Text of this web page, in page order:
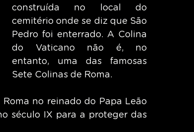
construída no local do
cemitério onde se diz que São
Pedro foi enterrado. A Colina
do Vaticano não é, no
entanto, uma das famosas
Sete Colinas de Roma.
no reinado do Papa Leão
século IX para a proteger das